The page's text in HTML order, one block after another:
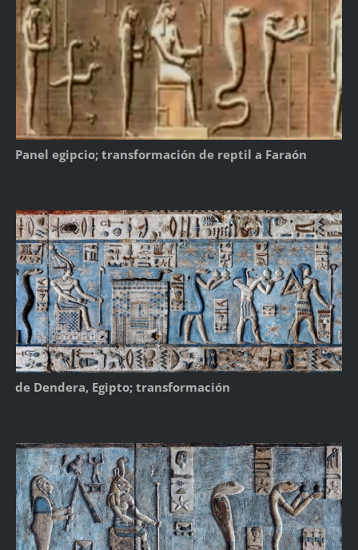
Panel egipcio; transformación de reptil a Faraón
de Dendera, Egipto; transformación